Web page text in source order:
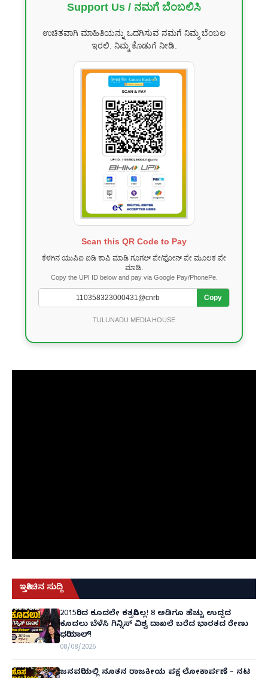
Support Us / ನಮಗೆ ಬೆಂಬಲಿಸಿ
ಉಚಿತವಾಗಿ ಮಾಹಿತಿಯನ್ನು ಒದಗಿಸುವ ನಮಗೆ ನಿಮ್ಮ ಬೆಂಬಲ
ಇರಲಿ. ನಿಮ್ಮ ಕೊಡುಗೆ ನೀಡಿ.
Scan this QR Code to Pay
ಕೆಳಗಿನ ಯುಪಿಐ ಐಡಿ ಕಾಪಿ ಮಾಡಿ ಗೂಗಲ್ ಪೇ/ಫೋನ್ ಪೇ ಮೂಲಕ ಪೇ
ಮಾಡಿ.
Copy the UPI ID below and pay via Google Pay/PhonePe.
Copy
TULUNADU MEDIA HOUSE
ಇತ್ತೀಚಿನ ಸುದ್ದಿ
2015ರಿಂದ ಕೂದಲೇ ಕತ್ತರಿಸಿಲ್ಲ! 8 ಅಡಿಗೂ ಹೆಚ್ಚು ಉದ್ದದ
ಕೂದಲು ಬೆಳೆಸಿ ಗಿನ್ನಿಸ್ ವಿಶ್ವ ದಾಖಲೆ ಬರೆದ ಭಾರತದ ರೇಣು
ಧರಿಯಾಲ್!
08/08/2026
ಜನವರಿಯಲ್ಲಿ ನೂತನ ರಾಜಕೀಯ ಪಕ್ಷ ಲೋಕಾರ್ಪಣೆ – ನಟ